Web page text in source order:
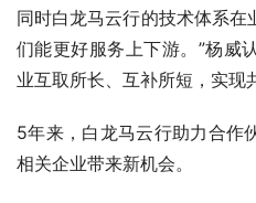
同时白龙马云行的技术体系
们能更好服务上下游。”杨威
业互取所长、互补所短，实现
5年来，白龙马云行助力合作
相关企业带来新机会。